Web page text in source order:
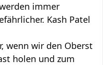
immer
Kash Patel
wenn wir den Oberst
holen und zum